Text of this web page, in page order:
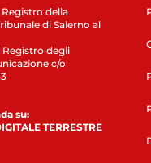
della
di Salerno al
degli
c/o
su:
TERRESTRE